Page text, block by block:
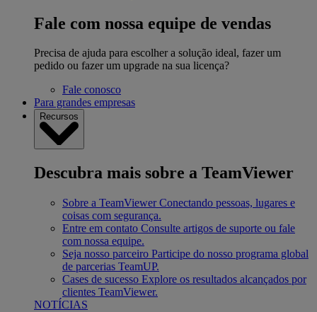
Fale com nossa equipe de vendas
Precisa de ajuda para escolher a solução ideal, fazer um
pedido ou fazer um upgrade na sua licença?
Fale conosco
Para grandes empresas
Recursos
Descubra mais sobre a TeamViewer
Sobre a TeamViewer Conectando pessoas, lugares e
coisas com segurança.
Entre em contato Consulte artigos de suporte ou fale
com nossa equipe.
Seja nosso parceiro Participe do nosso programa global
de parcerias TeamUP.
Cases de sucesso Explore os resultados alcançados por
clientes TeamViewer.
NOTÍCIAS